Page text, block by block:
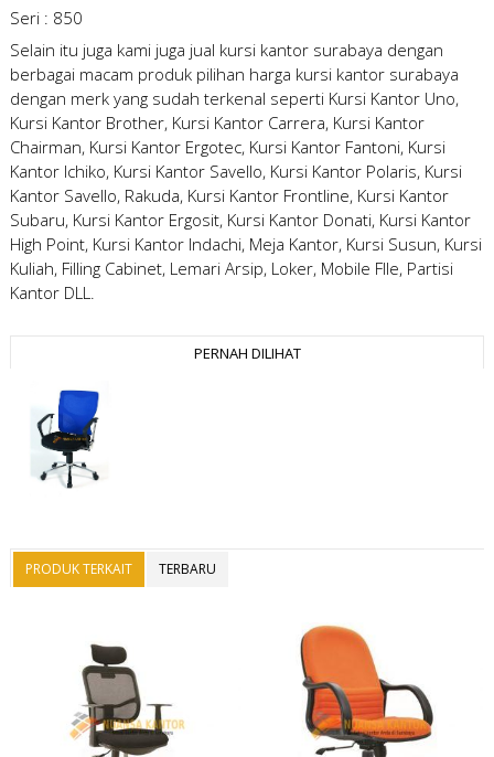
Seri : 850
Selain itu juga kami juga jual kursi kantor surabaya dengan
berbagai macam produk pilihan harga kursi kantor surabaya
dengan merk yang sudah terkenal seperti Kursi Kantor Uno,
Kursi Kantor Brother, Kursi Kantor Carrera, Kursi Kantor
Chairman, Kursi Kantor Ergotec, Kursi Kantor Fantoni, Kursi
Kantor Ichiko, Kursi Kantor Savello, Kursi Kantor Polaris, Kursi
Kantor Savello, Rakuda, Kursi Kantor Frontline, Kursi Kantor
Subaru, Kursi Kantor Ergosit, Kursi Kantor Donati, Kursi Kantor
High Point, Kursi Kantor Indachi, Meja Kantor, Kursi Susun, Kursi
Kuliah, Filling Cabinet, Lemari Arsip, Loker, Mobile FIle, Partisi
Kantor DLL.
PERNAH DILIHAT
PRODUK TERKAIT TERBARU